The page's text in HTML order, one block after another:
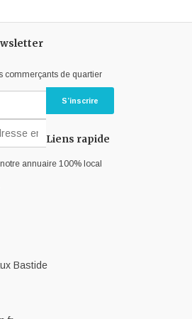
commerçants de quartier
Liens rapide
annuaire 100% local
Bastide